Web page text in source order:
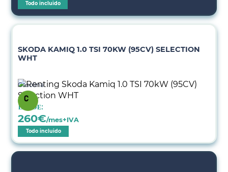
Todo incluido
SKODA KAMIQ 1.0 TSI 70KW (95CV) SELECTION
WHT
Gasolina
Desde:
260€/mes+IVA
Todo incluido